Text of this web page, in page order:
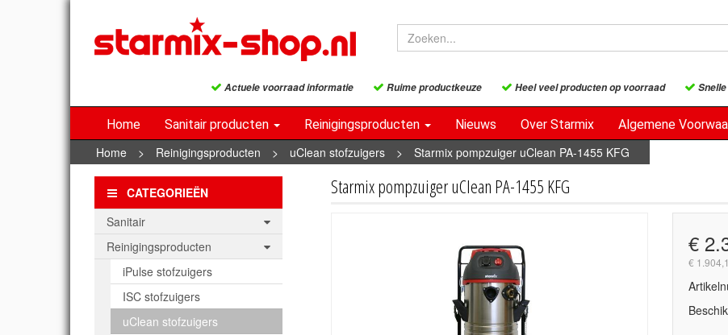
Actuele voorraad informatie Ruime productkeuze Heel veel producten op voorraad
Home Sanitair producten Reinigingsproducten Nieuws Over Starmix Algemene
Home > Reinigingsproducten > uClean stofzuigers > Starmix pompzuiger uClean PA-1455 KFG
CATEGORIEËN
Sanitair
Reinigingsproducten
iPulse stofzuigers
ISC stofzuigers
uClean stofzuigers
Starmix pompzuiger uClean PA-1455 KFG
€
€